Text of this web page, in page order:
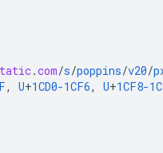
.com/s/poppins/v20/
, U+1CD0-1CF6, U+1CF8-